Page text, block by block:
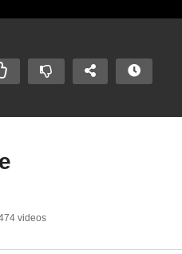
Embed Code
videos